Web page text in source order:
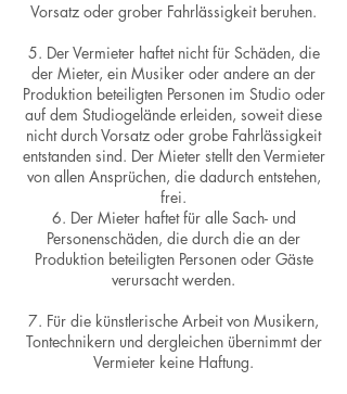
Vorsatz oder grober Fahrlässigkeit beruhen.
5. Der Vermieter haftet nicht für Schäden, die
der Mieter, ein Musiker oder andere an der
Produktion beteiligten Personen im Studio oder
auf dem Studiogelände erleiden, soweit diese
nicht durch Vorsatz oder grobe Fahrlässigkeit
entstanden sind. Der Mieter stellt den Vermieter
von allen Ansprüchen, die dadurch entstehen,
frei.
6. Der Mieter haftet für alle Sach- und
Personenschäden, die durch die an der
Produktion beteiligten Personen oder Gäste
verursacht werden.
7. Für die künstlerische Arbeit von Musikern,
Tontechnikern und dergleichen übernimmt der
Vermieter keine Haftung.